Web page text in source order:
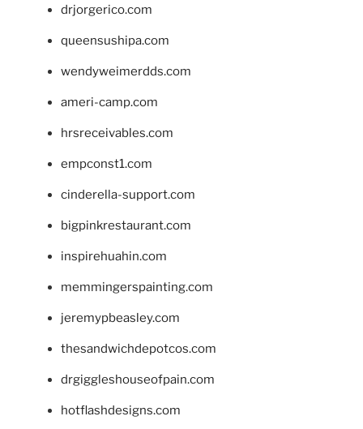
drjorgerico.com
queensushipa.com
wendyweimerdds.com
ameri-camp.com
hrsreceivables.com
empconst1.com
cinderella-support.com
bigpinkrestaurant.com
inspirehuahin.com
memmingerspainting.com
jeremypbeasley.com
thesandwichdepotcos.com
drgiggleshouseofpain.com
hotflashdesigns.com